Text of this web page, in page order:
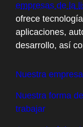
empresas de la
ofrece
aplicaciones,
desarrollo, así
Nuestra empresa
Nuestra forma de
trabajar